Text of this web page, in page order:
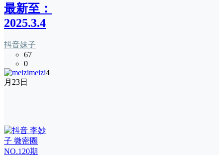
最新至：
2025.3.4
抖音妹子
67
0
meizi4
月23日